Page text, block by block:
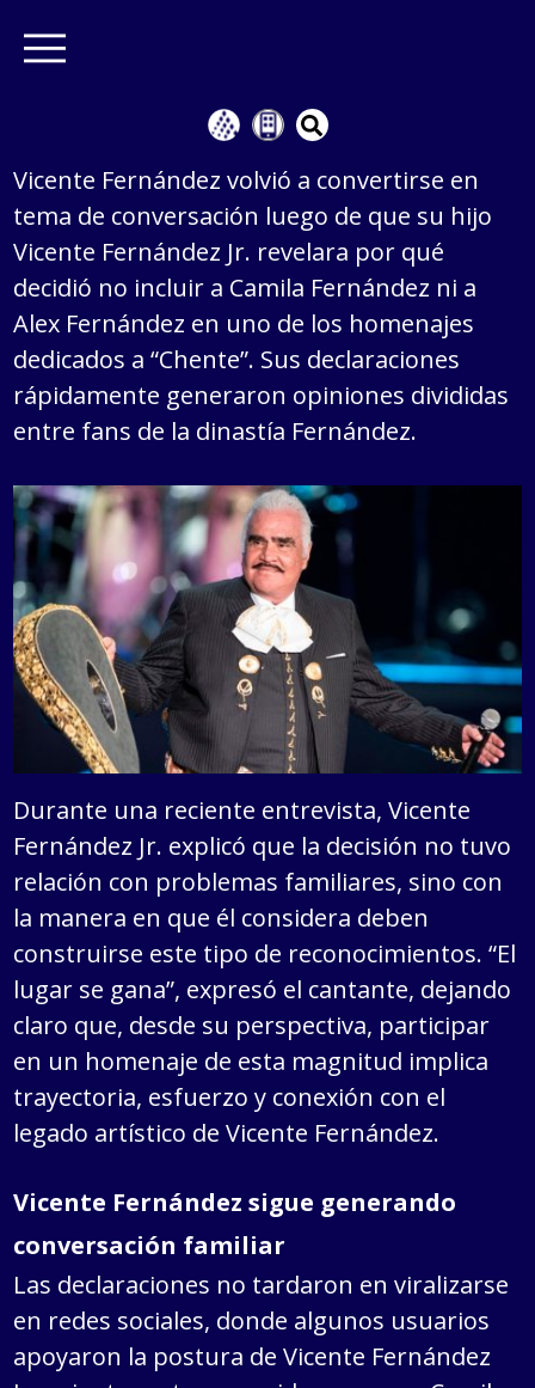
Vicente Fernández volvió a convertirse en
tema de conversación luego de que su hijo
Vicente Fernández Jr. revelara por qué
decidió no incluir a Camila Fernández ni a
Alex Fernández en uno de los homenajes
dedicados a “Chente”. Sus declaraciones
rápidamente generaron opiniones divididas
entre fans de la dinastía Fernández.
Durante una reciente entrevista, Vicente
Fernández Jr. explicó que la decisión no tuvo
relación con problemas familiares, sino con
la manera en que él considera deben
construirse este tipo de reconocimientos. “El
lugar se gana”, expresó el cantante, dejando
claro que, desde su perspectiva, participar
en un homenaje de esta magnitud implica
trayectoria, esfuerzo y conexión con el
legado artístico de Vicente Fernández.
Vicente Fernández sigue generando
conversación familiar
Las declaraciones no tardaron en viralizarse
en redes sociales, donde algunos usuarios
apoyaron la postura de Vicente Fernández